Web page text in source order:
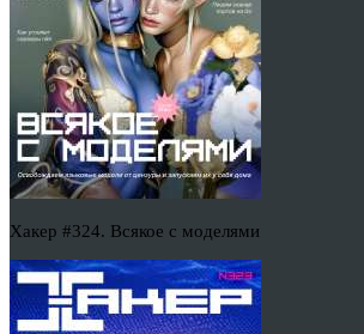
Хакер #324. Всякое с моделями